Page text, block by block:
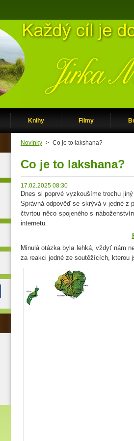
Knihy Filmy
Novinky > Co je to lakshana?
Co je to lakshana?
17.02.2025 08:30
Dnes si poprvé vyzkoušíme trochu
Správná odpověď se skrývá v jedné z
čtvrtou něco spojeného s
internetu.
Minulá otázka byla lehká, vždyť nám
za reakci jedné ze soutěžících, kterou